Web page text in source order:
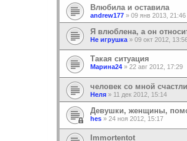
Влюбила и оставила
andrew177 » 09 янв 2013, 21:46
Я влюблена, а он
Не игрушка » 09 окт 2012,
Такая ситуация
Марина24 » 22 авг 2012, 17:29
человек со мной
Неля » 11 дек 2012, 15:14
Девушки, женщины,
hes » 24 ноя 2012, 15:17
Immortentot